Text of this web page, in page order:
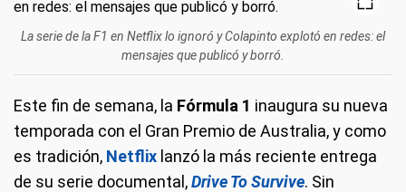
La serie de la F1 en Netflix lo ignoró y Colapinto explotó en redes: el
mensajes que publicó y borró.
Este fin de semana, la Fórmula 1 inaugura su nueva
temporada con el Gran Premio de Australia, y como
es tradición, Netflix lanzó la más reciente entrega
de su serie documental,Drive To Survive. Sin